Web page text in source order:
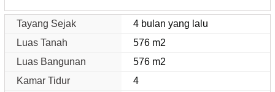
Tayang Sejak
4 bulan yang lalu
Luas Tanah
576 m2
Luas Bangunan
576 m2
Kamar Tidur
4